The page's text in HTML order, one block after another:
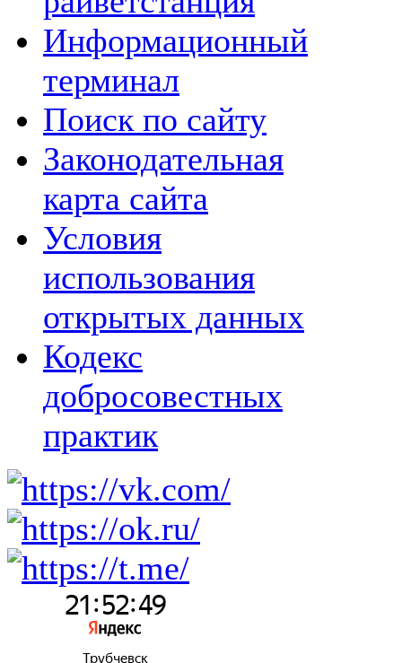
Информационный
терминал
Поиск по сайту
Законодательная
карта сайта
Условия
использования
открытых данных
Кодекс
добросовестных
практик